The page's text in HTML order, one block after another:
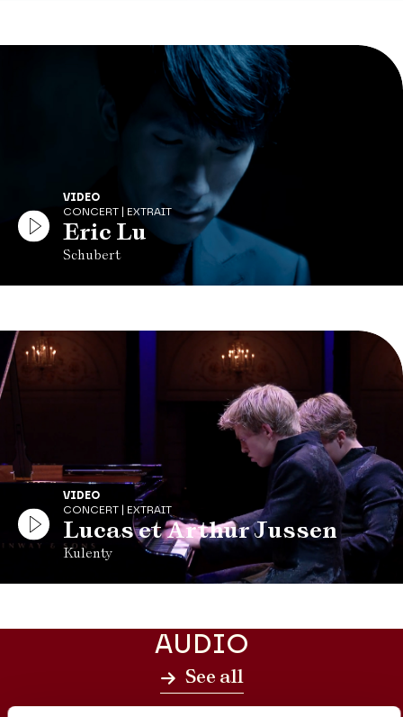
VIDEO
CONCERT | EXTRAIT
Eric Lu
Schubert
VIDEO
CONCERT | EXTRAIT
Lucas et Arthur Jussen
Kulenty
AUDIO
See all